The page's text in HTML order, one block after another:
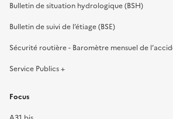
Bulletin de situation hydrologique (BSH)
Bulletin de suivi de l’étiage (BSE)
Sécurité routière - Baromètre mensuel de
Service Publics +
Focus